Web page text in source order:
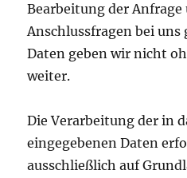
Bearbeitung der
Anschlussfragen bei uns
Daten geben wir nicht
weiter.
Die Verarbeitung der in
eingegebenen Daten
ausschließlich auf